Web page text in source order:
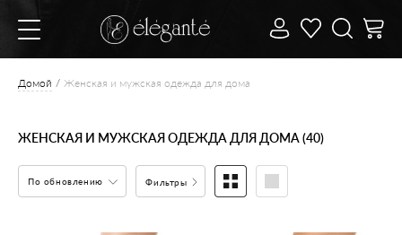
Домой Женская и мужская одежда для дома
ЖЕНСКАЯ И МУЖСКАЯ ОДЕЖДА ДЛЯ ДОМА (40)
По обновлению Фильтры